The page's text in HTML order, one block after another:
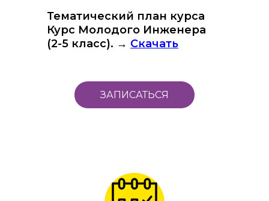
ЗАПИСАТЬСЯ
Тематический план курса
Курс Молодого Инженера
(2-5 класс). → Скачать